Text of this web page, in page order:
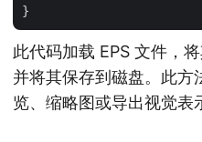
此代码加载 EPS 文件，
并将其保存到磁盘。此方
览、缩略图或导出视觉表